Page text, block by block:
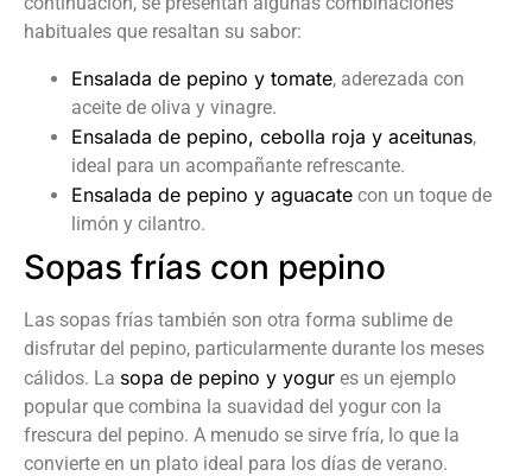
habituales que resaltan su sabor:
Ensalada de pepino y tomate, aderezada con
aceite de oliva y vinagre.
Ensalada de pepino, cebolla roja y aceitunas,
ideal para un acompañante refrescante.
Ensalada de pepino y aguacate con un toque de
limón y cilantro.
Sopas frías con pepino
Las sopas frías también son otra forma sublime de
disfrutar del pepino, particularmente durante los meses
cálidos. La sopa de pepino y yogur es un ejemplo
popular que combina la suavidad del yogur con la
frescura del pepino. A menudo se sirve fría, lo que la
convierte en un plato ideal para los días de verano.